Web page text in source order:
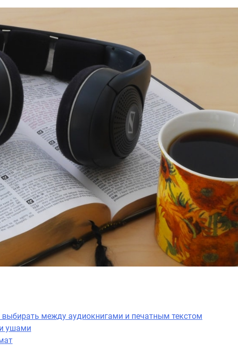
между аудиокнигами и печатным текстом
ушами